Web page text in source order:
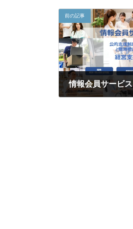
前の記事
情報会員サービ